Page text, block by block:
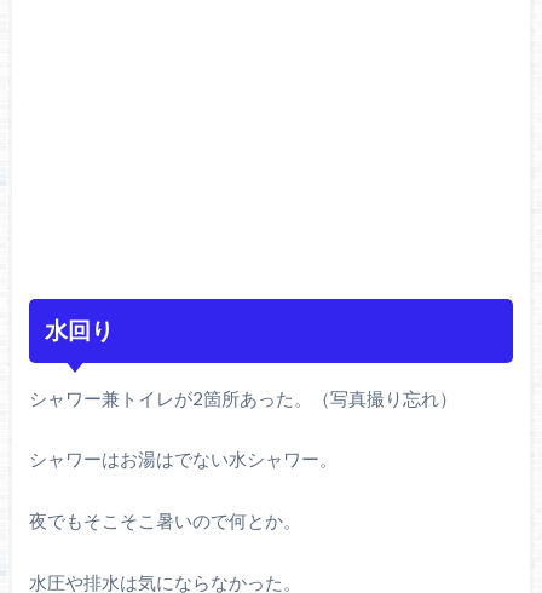
水回り
シャワー兼トイレが2箇所あった。（写真撮り忘れ）
シャワーはお湯はでない水シャワー。
夜でもそこそこ暑いので何とか。
水圧や排水は気にならなかった。